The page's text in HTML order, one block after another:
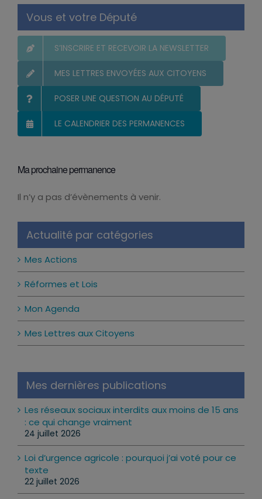
Vous et votre Député
MES LETTRES ENVOYÉES AUX CITOYENS
LE CALENDRIER DES PERMANENCES
Actualité par catégories
Mes Actions
Réformes et Lois
Mon Agenda
Mes Lettres aux Citoyens
Mes dernières publications
Les réseaux sociaux interdits aux moins de 15 ans
: ce qui change vraiment
24 juillet 2026
Loi d’urgence agricole : pourquoi j’ai voté pour ce
texte
22 juillet 2026